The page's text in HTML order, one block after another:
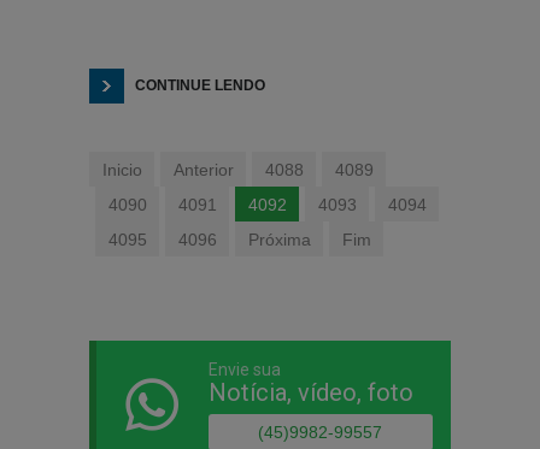
CONTINUE LENDO
Inicio Anterior 4088
4089
4090
4091 4092 4093
4094
4095
4096 Próxima Fim
Envie sua
Notícia, vídeo, foto
(45)9982-99557